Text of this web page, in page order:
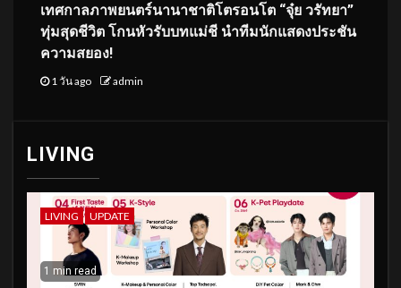
เทศกาลภาพยนตร์นานาชาติโตรอนโต “จุ๋ย วรัทยา”
ทุ่มสุดชีวิต โกนหัวรับบทแม่ชี นำทีมนักแสดงประชัน
ความสยอง!
1 วัน ago admin
LIVING
LIVING UPDATE
1 min read